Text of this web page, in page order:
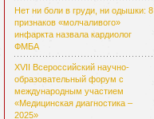
Нет ни боли в груди, ни одышки: 8
признаков «молчаливого»
инфаркта назвала кардиолог
ФМБА
XVII Всероссийский научно-
образовательный форум с
международным участием
«Медицинская диагностика –
2025»